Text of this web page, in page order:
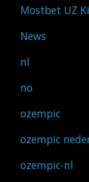
Mostbet UZ
News
nl
no
ozempic
ozempic
ozempic-nl